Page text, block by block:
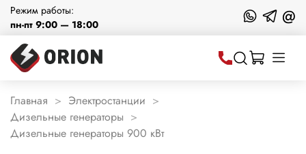
Режим работы:
пн-пт 9:00 — 18:00
@
Главная
Электростанции
Дизельные генераторы
Дизельные генераторы 900 кВт